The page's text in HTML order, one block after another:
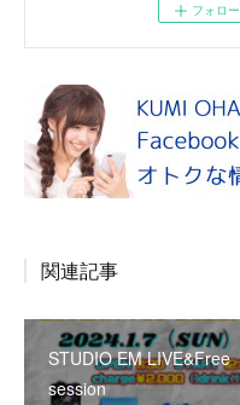
フォロー
関連記事
STUDIO EM LIVE&Free
session